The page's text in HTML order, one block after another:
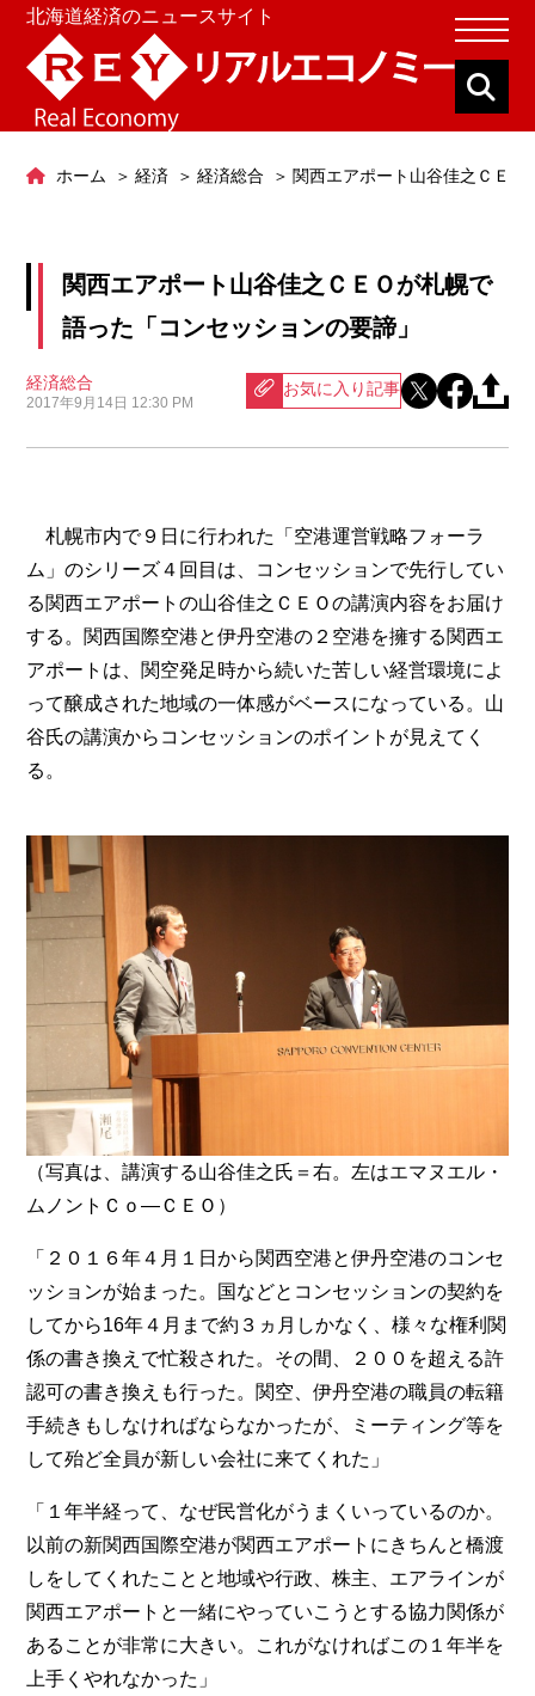
北海道経済のニュースサイト
ホーム 経済 経済総合 関西エアポート山谷佳之ＣＥ
関西エアポート山谷佳之ＣＥＯが札幌で
語った「コンセッションの要諦」
経済総合
2017年9月14日 12:30 PM
お気に入り記事
札幌市内で９日に行われた「空港運営戦略フォーラ
ム」のシリーズ４回目は、コンセッションで先行してい
る関西エアポートの山谷佳之ＣＥＯの講演内容をお届け
する。関西国際空港と伊丹空港の２空港を擁する関西エ
アポートは、関空発足時から続いた苦しい経営環境によ
って醸成された地域の一体感がベースになっている。山
谷氏の講演からコンセッションのポイントが見えてく
る。
（写真は、講演する山谷佳之氏＝右。左はエマヌエル・
ムノントＣｏ―ＣＥＯ）
「２０１６年４月１日から関西空港と伊丹空港のコンセ
ッションが始まった。国などとコンセッションの契約を
してから16年４月まで約３ヵ月しかなく、様々な権利関
係の書き換えで忙殺された。その間、２００を超える許
認可の書き換えも行った。関空、伊丹空港の職員の転籍
手続きもしなければならなかったが、ミーティング等を
して殆ど全員が新しい会社に来てくれた」
「１年半経って、なぜ民営化がうまくいっているのか。
以前の新関西国際空港が関西エアポートにきちんと橋渡
しをしてくれたことと地域や行政、株主、エアラインが
関西エアポートと一緒にやっていこうとする協力関係が
あることが非常に大きい。これがなければこの１年半を
上手くやれなかった」